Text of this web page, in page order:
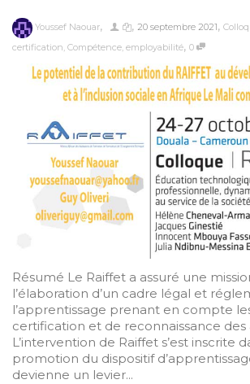
Youssef Naouar, , 20 septembre 2021,
certification, Compétence, employabilité, 0
Résumé Le Raiffet a assuré une
l’élaboration d’un cadre légal et
l’apprentissage prenant en compte
certification et de reconnaissance des
L’intervention de Raiffet s’est inscrite
promotion du dispositif
devienne un levier...